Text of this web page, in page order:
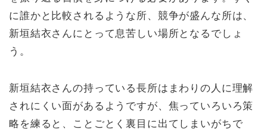
に誰かと比較されるような所、競争が盛んな所は、
新垣結衣さんにとって息苦しい場所となるでしょ
う。
新垣結衣さんの持っている長所はまわりの人に理解
されにくい面があるようですが、焦っていろいろ策
略を練ると、ことごとく裏目に出てしまいがちで